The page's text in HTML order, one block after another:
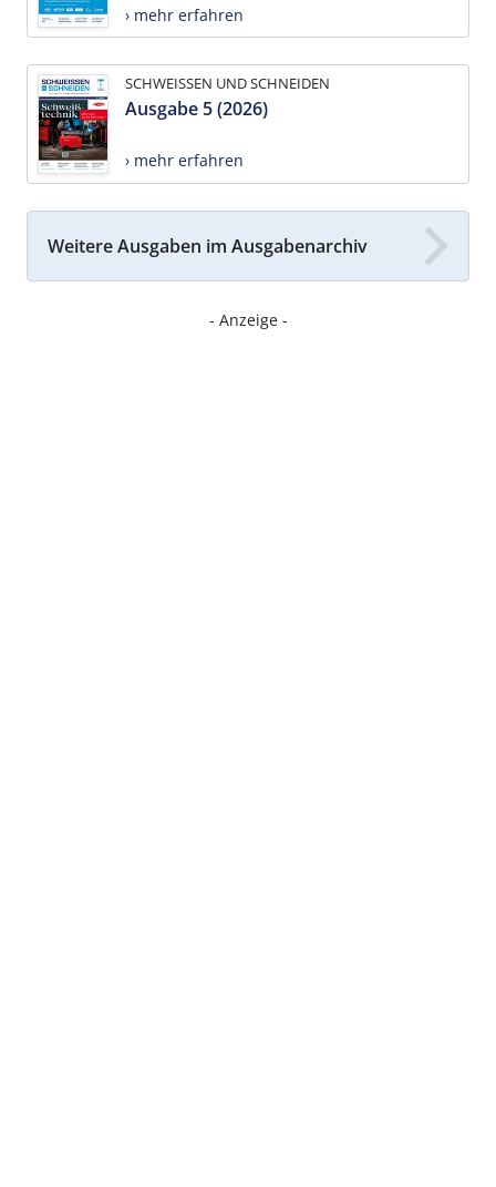
› mehr erfahren
SCHWEISSEN UND SCHNEIDEN
Ausgabe 5 (2026)
› mehr erfahren
Weitere Ausgaben im Ausgabenarchiv
- Anzeige -